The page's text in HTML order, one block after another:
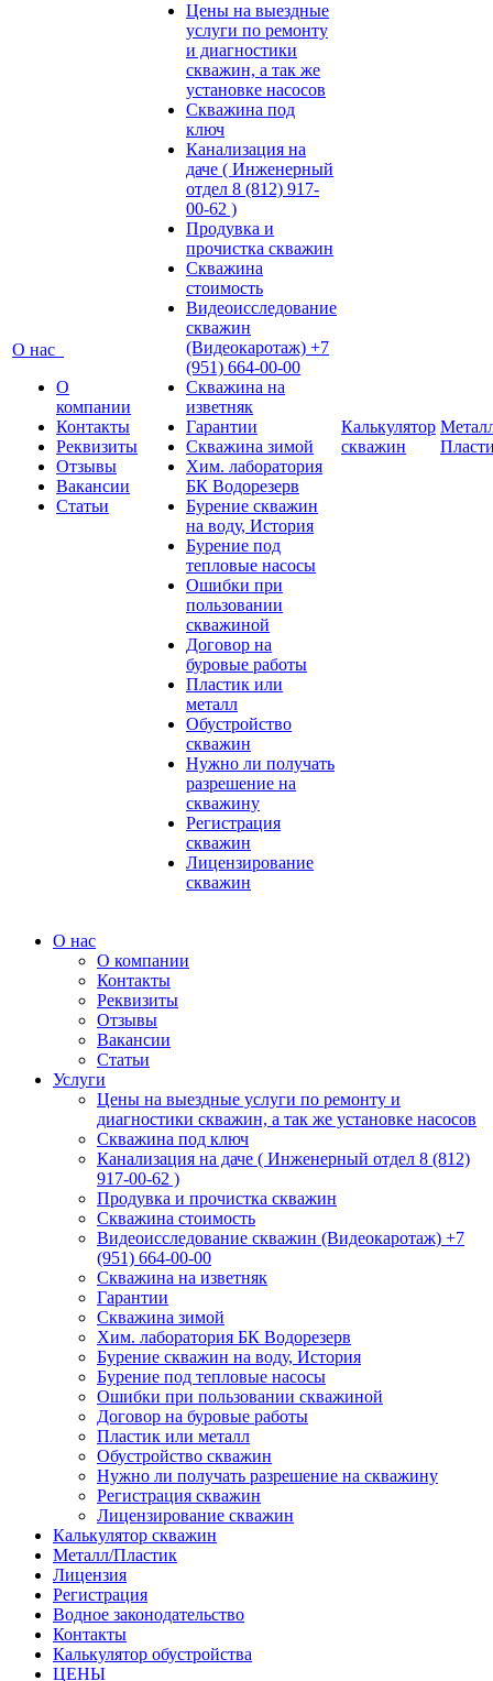
О нас
О
компании
Контакты
Реквизиты
Отзывы
Вакансии
Статьи
Цены на выездные
услуги по ремонту
и диагностики
скважин, а так же
установке насосов
Скважина под
ключ
Канализация на
даче ( Инженерный
отдел 8 (812) 917-
00-62 )
Продувка и
прочистка скважин
Скважина
стоимость
Видеоисследование
скважин
(Видеокаротаж) +7
(951) 664-00-00
Скважина на
изветняк
Гарантии
Скважина зимой
Хим. лаборатория
БК Водорезерв
Бурение скважин
на воду, История
Бурение под
тепловые насосы
Ошибки при
пользовании
скважиной
Договор на
буровые работы
Пластик или
металл
Обустройство
скважин
Нужно ли получать
разрешение на
скважину
Регистрация
скважин
Лицензирование
скважин
Калькулятор
скважин
О нас
О компании
Контакты
Реквизиты
Отзывы
Вакансии
Статьи
Услуги
Цены на выездные услуги по ремонту и
диагностики скважин, а так же установке насосов
Скважина под ключ
Канализация на даче ( Инженерный отдел 8 (812)
917-00-62 )
Продувка и прочистка скважин
Скважина стоимость
Видеоисследование скважин (Видеокаротаж) +7
(951) 664-00-00
Скважина на изветняк
Гарантии
Скважина зимой
Хим. лаборатория БК Водорезерв
Бурение скважин на воду, История
Бурение под тепловые насосы
Ошибки при пользовании скважиной
Договор на буровые работы
Пластик или металл
Обустройство скважин
Нужно ли получать разрешение на скважину
Регистрация скважин
Лицензирование скважин
Калькулятор скважин
Металл/Пластик
Лицензия
Регистрация
Водное законодательство
Контакты
Калькулятор обустройства
ЦЕНЫ